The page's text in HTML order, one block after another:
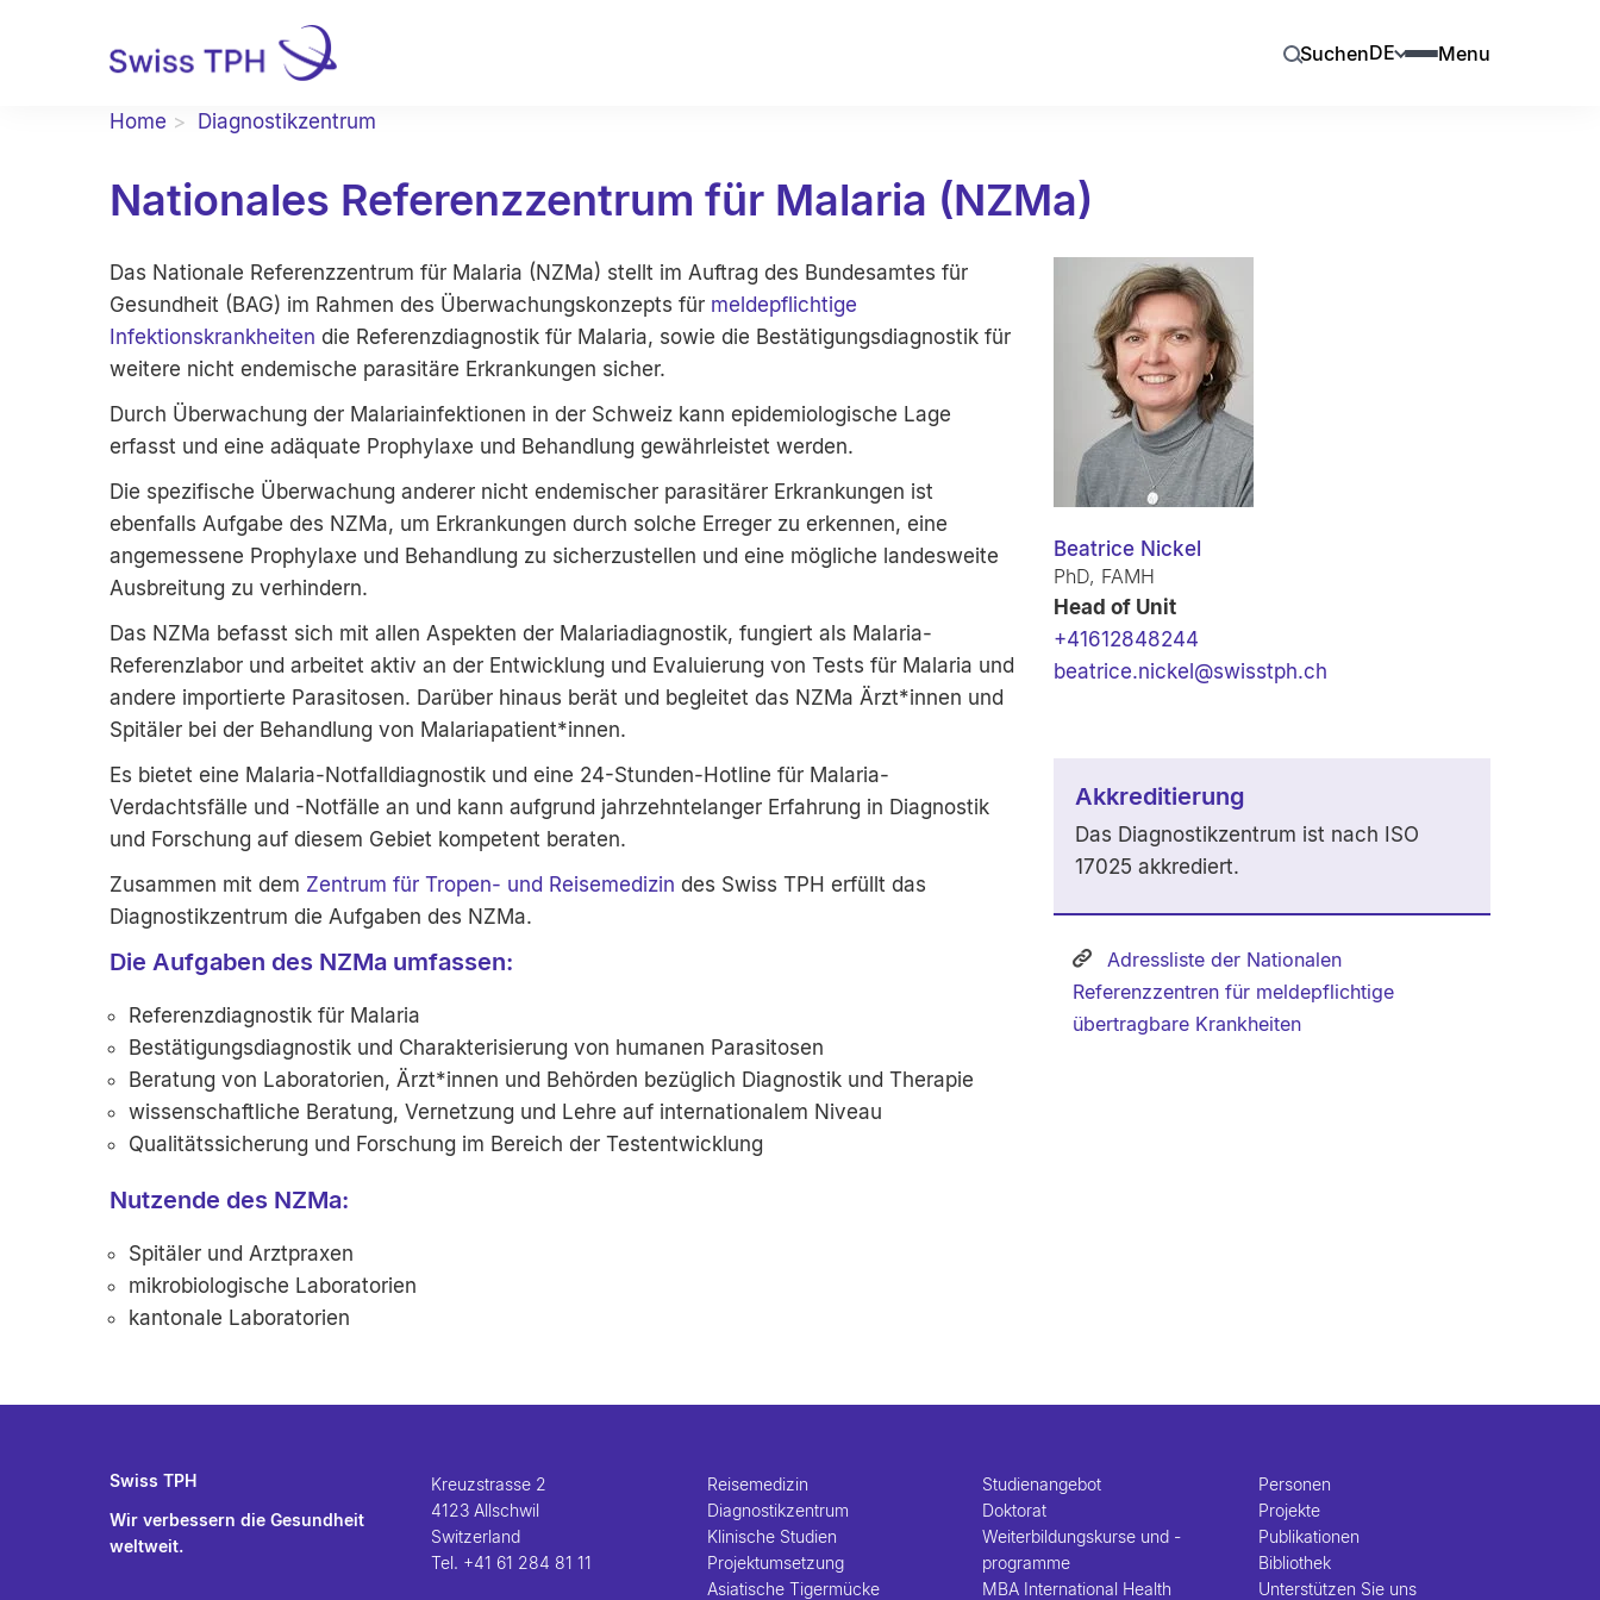
SuchenDE Menu
Home Diagnostikzentrum
Nationales Referenzzentrum für Malaria (NZMa)
Das Nationale Referenzzentrum für Malaria (NZMa) stellt im Auftrag des Bundesamtes für
Gesundheit (BAG) im Rahmen des Überwachungskonzepts für meldepflichtige
Infektionskrankheiten die Referenzdiagnostik für Malaria, sowie die Bestätigungsdiagnostik für
weitere nicht endemische parasitäre Erkrankungen sicher.
Durch Überwachung der Malariainfektionen in der Schweiz kann epidemiologische Lage
erfasst und eine adäquate Prophylaxe und Behandlung gewährleistet werden.
Die spezifische Überwachung anderer nicht endemischer parasitärer Erkrankungen ist
ebenfalls Aufgabe des NZMa, um Erkrankungen durch solche Erreger zu erkennen, eine
angemessene Prophylaxe und Behandlung zu sicherzustellen und eine mögliche landesweite
Ausbreitung zu verhindern.
Das NZMa befasst sich mit allen Aspekten der Malariadiagnostik, fungiert als Malaria-
Referenzlabor und arbeitet aktiv an der Entwicklung und Evaluierung von Tests für Malaria und
andere importierte Parasitosen. Darüber hinaus berät und begleitet das NZMa Ärzt*innen und
Spitäler bei der Behandlung von Malariapatient*innen.
Es bietet eine Malaria-Notfalldiagnostik und eine 24-Stunden-Hotline für Malaria-
Verdachtsfälle und -Notfälle an und kann aufgrund jahrzehntelanger Erfahrung in Diagnostik
und Forschung auf diesem Gebiet kompetent beraten.
Zusammen mit dem Zentrum für Tropen- und Reisemedizin des Swiss TPH erfüllt das
Diagnostikzentrum die Aufgaben des NZMa.
Die Aufgaben des NZMa umfassen:
Referenzdiagnostik für Malaria
Bestätigungsdiagnostik und Charakterisierung von humanen Parasitosen
Beratung von Laboratorien, Ärzt*innen und Behörden bezüglich Diagnostik und Therapie
wissenschaftliche Beratung, Vernetzung und Lehre auf internationalem Niveau
Qualitätssicherung und Forschung im Bereich der Testentwicklung
Nutzende des NZMa:
Spitäler und Arztpraxen
mikrobiologische Laboratorien
kantonale Laboratorien
Beatrice Nickel
PhD, FAMH
Head of Unit
+41612848244
beatrice.nickel@swisstph.ch
Akkreditierung
Das Diagnostikzentrum ist nach ISO
17025 akkrediert.
Adressliste der Nationalen
Referenzzentren für meldepflichtige
übertragbare Krankheiten
Swiss TPH
Wir verbessern die Gesundheit
weltweit.
Kreuzstrasse 2
4123 Allschwil
Switzerland
Tel. +41 61 284 81 11
Reisemedizin
Diagnostikzentrum
Klinische Studien
Projektumsetzung
Asiatische Tigermücke
Studienangebot
Doktorat
Weiterbildungskurse und -
programme
MBA International Health
Personen
Projekte
Publikationen
Bibliothek
Unterstützen Sie uns